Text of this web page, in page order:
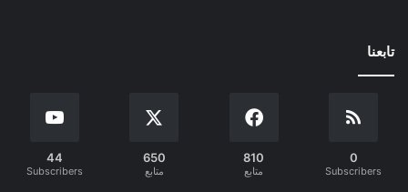
تابعنا
0
Subscribers
810
متابع
650
متابع
44
Subscribers